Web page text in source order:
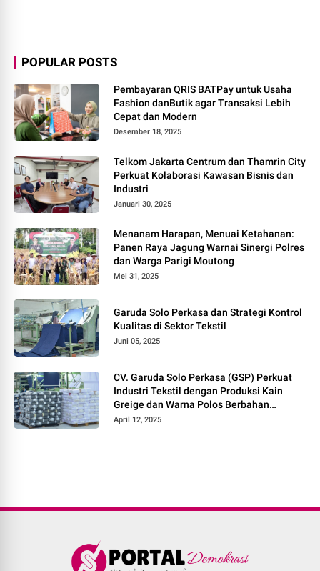
POPULAR POSTS
Pembayaran QRIS BATPay untuk Usaha
Fashion danButik agar Transaksi Lebih
Cepat dan Modern
Desember 18, 2025
Telkom Jakarta Centrum dan Thamrin City
Perkuat Kolaborasi Kawasan Bisnis dan
Industri
Januari 30, 2025
Menanam Harapan, Menuai Ketahanan:
Panen Raya Jagung Warnai Sinergi Polres
dan Warga Parigi Moutong
Mei 31, 2025
Garuda Solo Perkasa dan Strategi Kontrol
Kualitas di Sektor Tekstil
Juni 05, 2025
CV. Garuda Solo Perkasa (GSP) Perkuat
Industri Tekstil dengan Produksi Kain
Greige dan Warna Polos Berbahan
Tetoron Rayon
April 12, 2025